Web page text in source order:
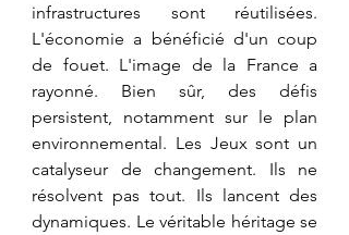
infrastructures sont réutilisées.
L'économie a bénéficié d'un coup
de fouet. L'image de la France a
rayonné. Bien sûr, des défis
persistent, notamment sur le plan
environnemental. Les Jeux sont un
catalyseur de changement. Ils ne
résolvent pas tout. Ils lancent des
dynamiques. Le véritable héritage se